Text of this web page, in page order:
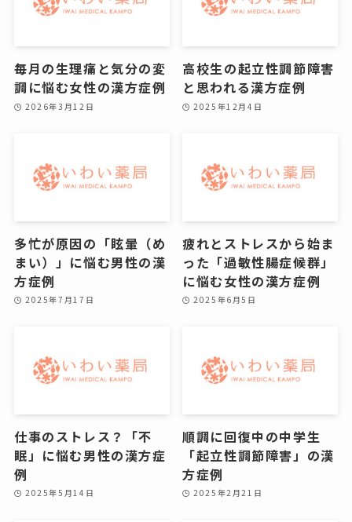
毎月の生理痛と気分の変
調に悩む女性の漢方症例
2026年3月12日
高校生の起立性調節障害
と思われる漢方症例
2025年12月4日
多忙が原因の「眩暈（め
まい）」に悩む男性の漢
方症例
2025年7月17日
疲れとストレスから始ま
った「過敏性腸症候群」
に悩む女性の漢方症例
2025年6月5日
仕事のストレス？「不
眠」に悩む男性の漢方症
例
2025年5月14日
順調に回復中の中学生
「起立性調節障害」の漢
方症例
2025年2月21日